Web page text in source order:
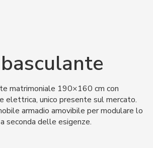
matrimoniale 190×160 cm con
elettrica, unico presente sul mercato.
armadio amovibile per modulare lo
seconda delle esigenze.